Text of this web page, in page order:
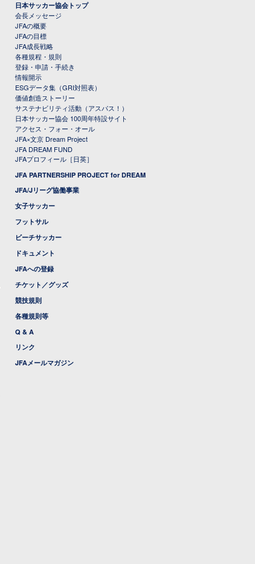
日本サッカー協会トップ
会長メッセージ
JFAの概要
JFAの目標
JFA成長戦略
各種規程・規則
登録・申請・手続き
情報開示
ESGデータ集（GRI対照表）
価値創造ストーリー
サステナビリティ活動（アスパス！）
日本サッカー協会 100周年特設サイト
アクセス・フォー・オール
JFA×文京 Dream Project
JFA DREAM FUND
JFAプロフィール［日英］
JFA PARTNERSHIP PROJECT for DREAM
JFA/Jリーグ協働事業
女子サッカー
フットサル
ビーチサッカー
ドキュメント
JFAへの登録
チケット／グッズ
競技規則
各種規則等
Q & A
リンク
JFAメールマガジン